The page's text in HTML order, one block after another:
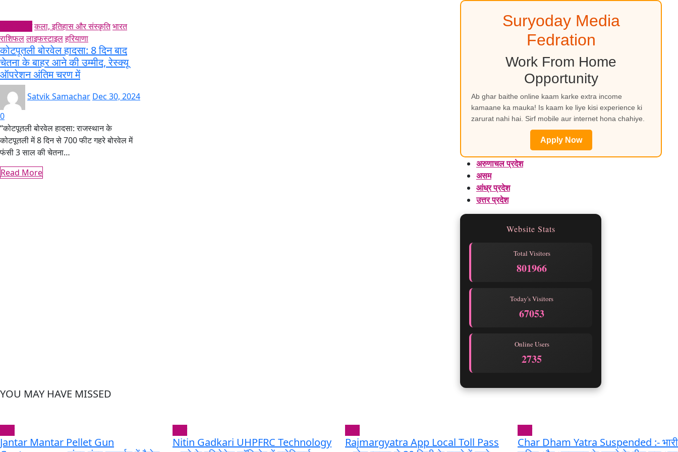
कला, इतिहास और संस्कृतिभारत
राशिफललाइफस्टाइलहरियाणा
कोटपूतली बोरवेल हादसा: 8 दिन बाद
चेतना के बाहर आने की उम्मीद, रेस्क्यू
ऑपरेशन अंतिम चरण में
Satvik Samachar Dec 30, 2024
0
“कोटपूतली बोरवेल हादसा: राजस्थान के
कोटपूतली में 8 दिन से 700 फीट गहरे बोरवेल में
फंसी 3 साल की चेतना…
Read More
Suryoday Media
Fedration
Work From Home
Opportunity
Ab ghar baithe online kaam karke extra income
kamaane ka mauka! Is kaam ke liye kisi experience ki
zarurat nahi hai. Sirf mobile aur internet hona chahiye.
Apply Now
अरुणाचल प्रदेश
असम
आंध्र प्रदेश
उत्तर प्रदेश
Website Stats
Total Visitors
801966
Today's Visitors
67053
Online Users
2735
YOU MAY HAVE MISSED
Jantar Mantar Pellet Gun
Nitin Gadkari UHPFRC Technology
Rajmargyatra App Local Toll Pass
Char Dham Yatra Suspended :- भारी